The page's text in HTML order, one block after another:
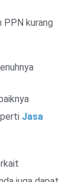
PPN kurang
Jasa